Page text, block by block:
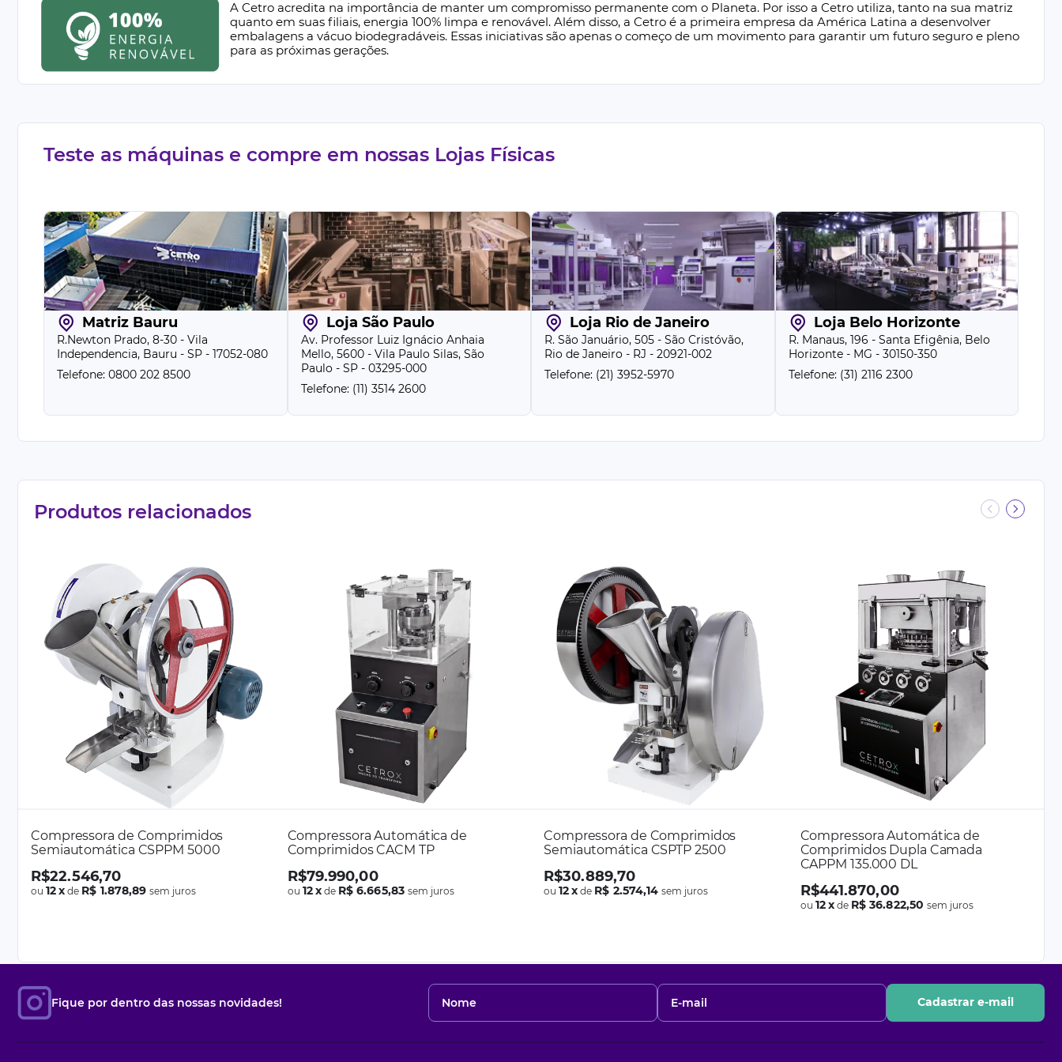
pressão e controle ajustável, a Compressora Automática de Comprimidos Pequenos da
Cetroproduz inúmeros tamanhos de comprimidos redondose garante que o
processo seja otimizado.
A Cetro acredita na importância de manter um compromisso permanente com o Planeta. Por isso a Cetro utiliza, tanto na sua matriz
quanto em suas filiais, energia 100% limpa e renovável. Além disso, a Cetro é a primeira empresa da América Latina a desenvolver
embalagens a vácuo biodegradáveis. Essas iniciativas são apenas o começo de um movimento para garantir um futuro seguro e pleno
para as próximas gerações.
Teste as máquinas e compre em nossas Lojas Físicas
Matriz Bauru
R.Newton Prado, 8-30 - Vila
Independencia, Bauru - SP - 17052-080
Telefone: 0800 202 8500
Loja São Paulo
Av. Professor Luiz Ignácio Anhaia
Mello, 5600 - Vila Paulo Silas, São
Paulo - SP - 03295-000
Telefone: (11) 3514 2600
Loja Rio de Janeiro
R. São Januário, 505 - São Cristóvão,
Rio de Janeiro - RJ - 20921-002
Telefone: (21) 3952-5970
Loja Belo Horizonte
R. Manaus, 196 - Santa Efigênia, Belo
Horizonte - MG - 30150-350
Telefone: (31) 2116 2300
Produtos relacionados
Compressora de Comprimidos
Semiautomática CSPPM 5000
R$22.546,70
ou 12x de R$ 1.878,89 sem juros
Compressora Automática de
Comprimidos CACM TP
R$79.990,00
ou 12xde R$ 6.665,83 sem juros
Compressora de Comprimidos
Semiautomática CSPTP 2500
R$30.889,70
ou 12x de R$ 2.574,14 sem juros
Compressora Automática de
Comprimidos Dupla Camada
CAPPM 135.000 DL
R$441.870,00
ou 12xde R$ 36.822,50 sem juros
Fique por dentro das nossas novidades! Cadastrar e-mail